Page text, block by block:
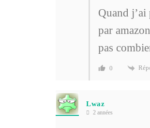
Quand
par
pas
0
Lwaz
2 années